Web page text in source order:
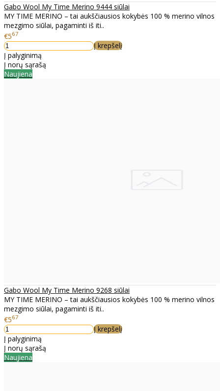
Gabo Wool My Time Merino 9444 siūlai
MY TIME MERINO – tai aukščiausios kokybės 100 % merino vilnos
mezgimo siūlai, pagaminti iš iti..
€567
Į krepšelį
Į palyginimą
Į norų sąrašą
Naujiena
Gabo Wool My Time Merino 9268 siūlai
MY TIME MERINO – tai aukščiausios kokybės 100 % merino vilnos
mezgimo siūlai, pagaminti iš iti..
€567
Į krepšelį
Į palyginimą
Į norų sąrašą
Naujiena